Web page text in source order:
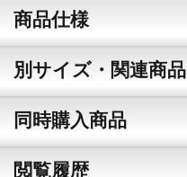
商品仕様
別サイズ・関連商品
同時購入商品
閲覧履歴